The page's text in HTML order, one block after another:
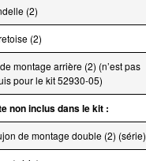
(2)
(2)
montage arrière (2) (n’est pas
pour le kit 52930-05)
non inclus dans le kit :
de montage double (2) (série)